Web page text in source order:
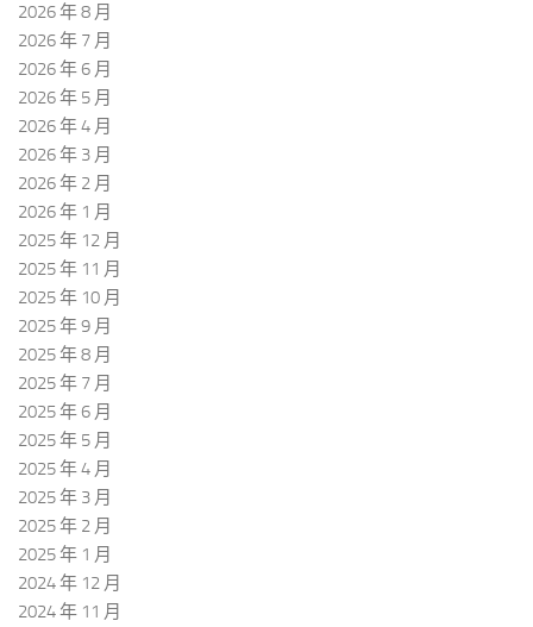
2026 年 8 月
2026 年 7 月
2026 年 6 月
2026 年 5 月
2026 年 4 月
2026 年 3 月
2026 年 2 月
2026 年 1 月
2025 年 12 月
2025 年 11 月
2025 年 10 月
2025 年 9 月
2025 年 8 月
2025 年 7 月
2025 年 6 月
2025 年 5 月
2025 年 4 月
2025 年 3 月
2025 年 2 月
2025 年 1 月
2024 年 12 月
2024 年 11 月